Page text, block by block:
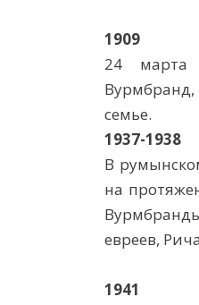
1909
24 марта
Вурмбранд,
семье.
1937-1938
В
на
евреев,
1941